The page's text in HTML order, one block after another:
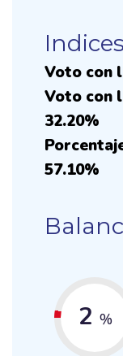
Indices
Voto con
Voto con
32.20%
57.10%
2 %